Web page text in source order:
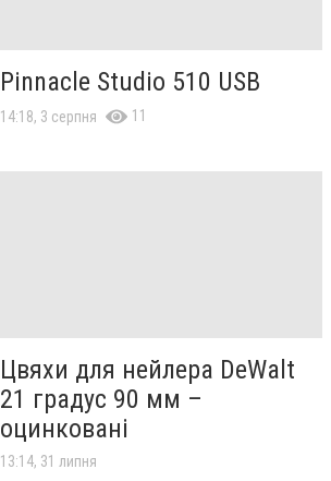
Pinnacle Studio 510 USB
14:18, 3 серпня 11
Цвяхи для нейлера DeWalt
21 градус 90 мм –
оцинковані
13:14, 31 липня